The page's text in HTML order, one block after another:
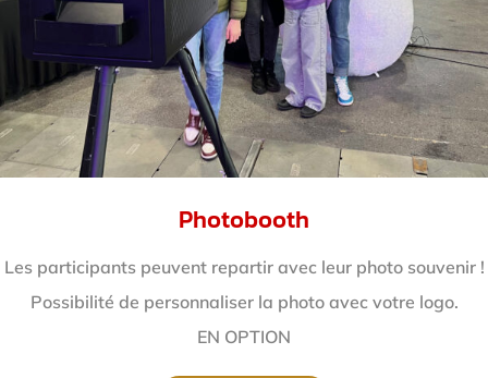
Photobooth
Les participants peuvent repartir avec leur photo souvenir !
Possibilité de personnaliser la photo avec votre logo.
EN OPTION